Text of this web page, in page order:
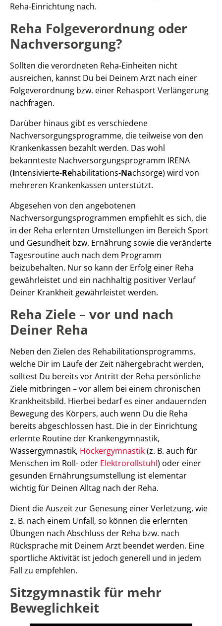
Reha-Einrichtung nach.
Reha Folgeverordnung oder
Nachversorgung?
Sollten die verordneten Reha-Einheiten nicht
ausreichen, kannst Du bei Deinem Arzt nach einer
Folgeverordnung bzw. einer Rehasport Verlängerung
nachfragen.
Darüber hinaus gibt es verschiedene
Nachversorgungsprogramme, die teilweise von den
Krankenkassen bezahlt werden. Das wohl
bekannteste Nachversorgungsprogramm IRENA
(Intensivierte-Rehabilitations-Nachsorge) wird von
mehreren Krankenkassen unterstützt.
Abgesehen von den angebotenen
Nachversorgungsprogrammen empfiehlt es sich, die
in der Reha erlernten Umstellungen im Bereich Sport
und Gesundheit bzw. Ernährung sowie die veränderte
Tagesroutine auch nach dem Programm
beizubehalten. Nur so kann der Erfolg einer Reha
gewährleistet und ein nachhaltig positiver Verlauf
Deiner Krankheit gewährleistet werden.
Reha Ziele – vor und nach
Deiner Reha
Neben den Zielen des Rehabilitationsprogramms,
welche Dir im Laufe der Zeit nähergebracht werden,
solltest Du bereits vor Antritt der Reha persönliche
Ziele mitbringen – vor allem bei einem chronischen
Krankheitsbild. Hierbei bedarf es einer andauernden
Bewegung des Körpers, auch wenn Du die Reha
bereits abgeschlossen hast. Die in der Einrichtung
erlernte Routine der Krankengymnastik,
Wassergymnastik, Hockergymnastik(z. B. auch für
Menschen im Roll- oder Elektrorollstuhl) oder einer
gesunden Ernährungsumstellung ist elementar
wichtig für Deinen Alltag nach der Reha.
Dient die Auszeit zur Genesung einer Verletzung, wie
z. B. nach einem Unfall, so können die erlernten
Übungen nach Abschluss der Reha bzw. nach
Rücksprache mit Deinem Arzt beendet werden. Eine
sportliche Aktivität ist jedoch generell und in jedem
Fall zu empfehlen.
Sitzgymnastik für mehr
Beweglichkeit